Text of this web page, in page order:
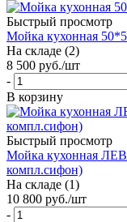
Быстрый просмотр
Мойка кухонная
На складе (2)
8 500 руб./шт
-
В корзину
Быстрый просмотр
Мойка кухонная
компл.сифон)
На складе (1)
10 800 руб./шт
-